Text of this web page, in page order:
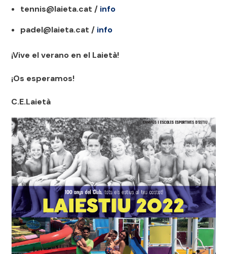
tennis@laieta.cat / info
padel@laieta.cat / info
¡Vive el verano en el Laietà!
¡Os esperamos!
C.E.Laietà